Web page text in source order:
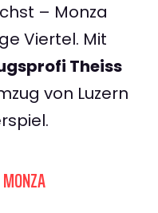
– Monza
Viertel. Mit
Theiss
von Luzern